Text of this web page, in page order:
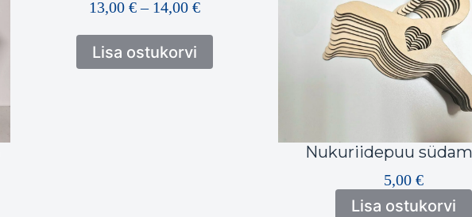
13,00 € – 14,00 €Hinnavahemik:
kuni
Lisa ostukorvi
Nukuriidepuu
5,00 €
Lisa ostukorvi